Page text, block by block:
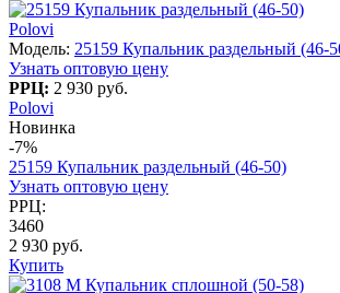
Polovi
Модель: 25159 Купальник раздельный (46-
Узнать оптовую цену
РРЦ: 2 930 руб.
Polovi
Новинка
-7%
25159 Купальник раздельный (46-50)
Узнать оптовую цену
РРЦ:
3460
2 930 руб.
Купить